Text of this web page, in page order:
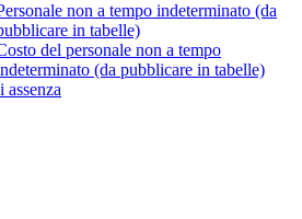
non a tempo indeterminato (da
in tabelle)
del personale non a tempo
(da pubblicare in tabelle)
assenza